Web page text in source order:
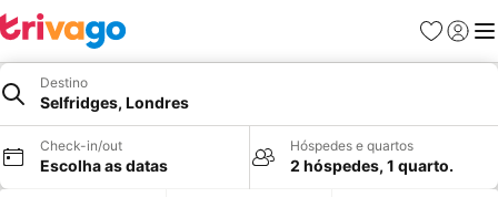
Favoritos
Iniciar
Destino
Selfridges, Londres
Check-in/out
Escolha as datas
Hóspedes e quartos
2 hóspedes, 1 quarto.